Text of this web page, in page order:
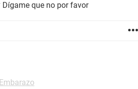
que no por favor